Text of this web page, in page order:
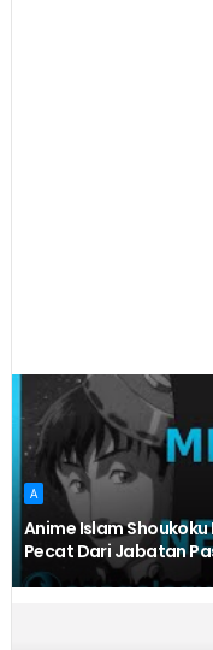
A
Anime Islam
Pecat Dari Jabatan